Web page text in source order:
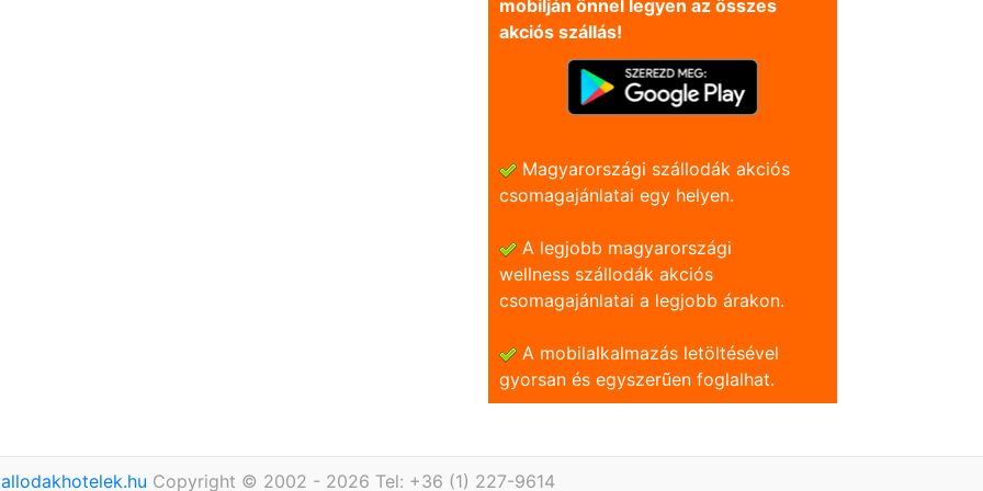
mobilján önnel legyen az összes
akciós szállás!
Magyarországi szállodák akciós
csomagajánlatai egy helyen.
A legjobb magyarországi
wellness szállodák akciós
csomagajánlatai a legjobb árakon.
A mobilalkalmazás letöltésével
gyorsan és egyszerũen foglalhat.
Copyright © 2002 - 2026 Tel: +36 (1) 227-9614